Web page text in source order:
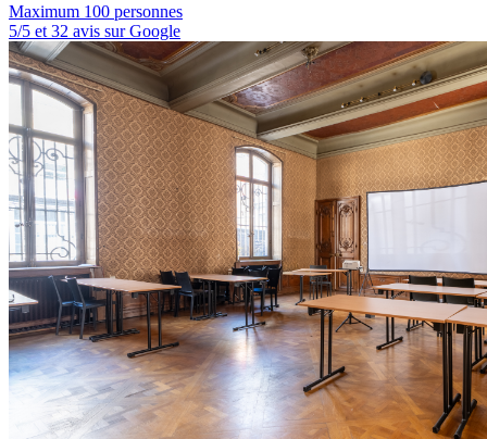
Maximum 100 personnes
5/5 et 32 avis sur Google